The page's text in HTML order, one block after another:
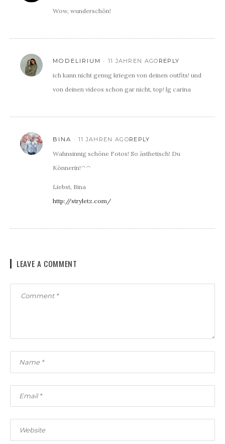
Wow, wunderschön!
MODELIRIUM 11 JAHREN AGO REPLY
ich kann nicht genug kriegen von deinen outfits! und
von deinen videos schon gar nicht, top! lg carina
BINA 11 JAHREN AGOREPLY
Wahnsinnig schöne Fotos! So ästhetisch! Du
Könnerin!^^
Liebst, Bina
http://stryletz.com/
LEAVE A COMMENT